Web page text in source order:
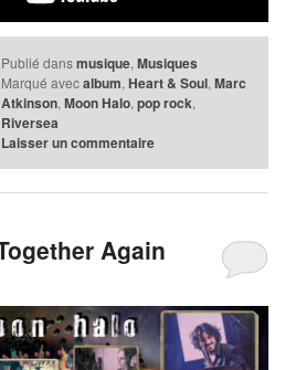
Publié dans musique, Musiques
Marqué avec album, Heart & Soul, Marc
Atkinson, Moon Halo, pop rock,
Riversea
Laisser un commentaire
Again